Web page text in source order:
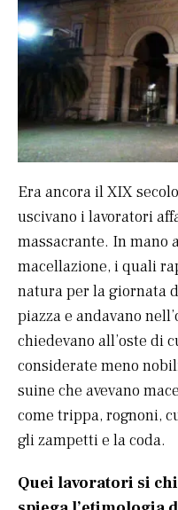
Era ancora il XIX
uscivano i lavoratori
massacrante. In mano
macellazione, i quali
natura per la giornata
piazza e andavano
chiedevano all’oste di
considerate meno
suine che avevano
come trippa, rognoni,
gli zampetti e la coda.
Quei lavoratori si